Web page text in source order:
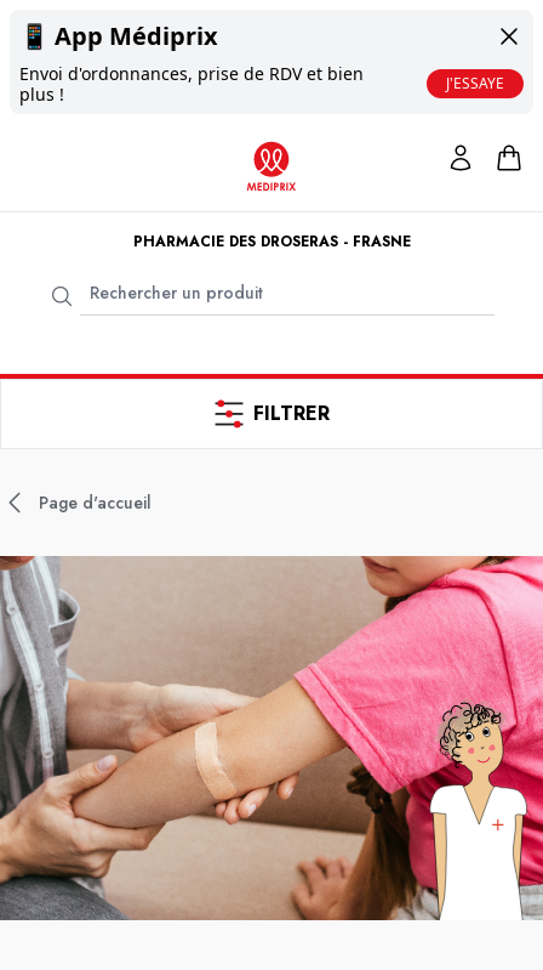
📱 App Médiprix
Envoi d'ordonnances, prise de RDV et bien
plus !
J'ESSAYE
PHARMACIE DES DROSERAS - FRASNE
FILTRER
Page d'accueil